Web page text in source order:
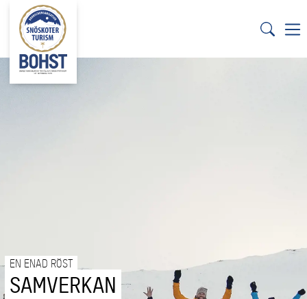
EN ENAD RÖST
SAMVERKAN